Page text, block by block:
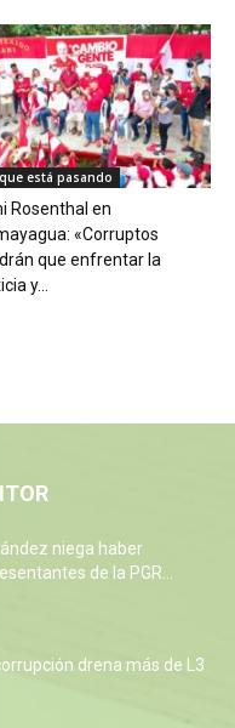
está pasando
Rosenthal en
«Corruptos
que enfrentar la
y...
niega haber
de la PGR...
drena más de L3